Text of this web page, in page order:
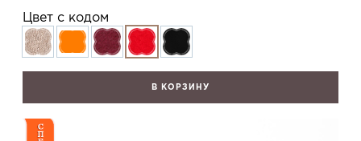
Цвет с кодом
В КОРЗИНУ